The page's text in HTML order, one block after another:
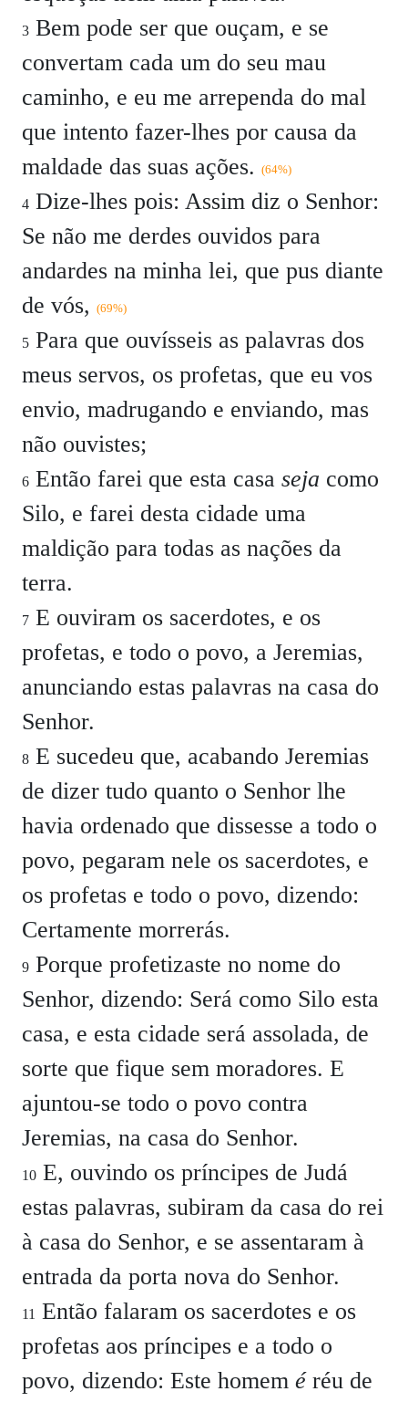
3 Bem pode ser que ouçam, e se
convertam cada um do seu mau
caminho, e eu me arrependa do mal
que intento fazer-lhes por causa da
maldade das suas ações. (64%)
4 Dize-lhes pois: Assim diz o Senhor:
Se não me derdes ouvidos para
andardes na minha lei, que pus diante
de vós, (69%)
5 Para que ouvísseis as palavras dos
meus servos, os profetas, que eu vos
envio, madrugando e enviando, mas
não ouvistes;
6 Então farei que esta casa seja como
Silo, e farei desta cidade uma
maldição para todas as nações da
terra.
7 E ouviram os sacerdotes, e os
profetas, e todo o povo, a Jeremias,
anunciando estas palavras na casa do
Senhor.
8 E sucedeu que, acabando Jeremias
de dizer tudo quanto o Senhor lhe
havia ordenado que dissesse a todo o
povo, pegaram nele os sacerdotes, e
os profetas e todo o povo, dizendo:
Certamente morrerás.
9 Porque profetizaste no nome do
Senhor, dizendo: Será como Silo esta
casa, e esta cidade será assolada, de
sorte que fique sem moradores. E
ajuntou-se todo o povo contra
Jeremias, na casa do Senhor.
10 E, ouvindo os príncipes de Judá
estas palavras, subiram da casa do rei
à casa do Senhor, e se assentaram à
entrada da porta nova do Senhor.
11 Então falaram os sacerdotes e os
profetas aos príncipes e a todo o
povo, dizendo: Este homem éréu de